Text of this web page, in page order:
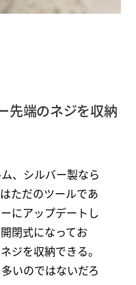
先端のネジを収納
、シルバー製なら
ただのツールであ
にアップデートし
閉式になってお
ジを収納できる。
いのではないだろ